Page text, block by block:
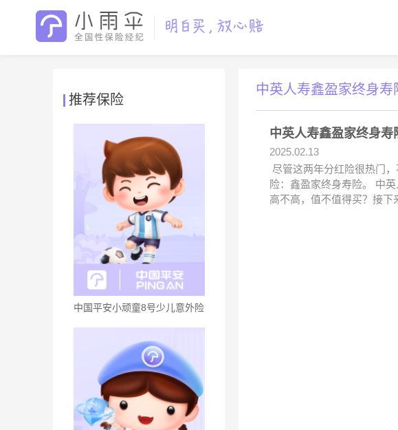
推荐保险
中国平安小顽童8号少儿意外险
中英人寿鑫盈家终身寿
中英人寿鑫盈家终身
2025.02.13
尽管这两年分红险很热门
险：鑫盈家终身寿险。 中
高不高，值不值得买？接